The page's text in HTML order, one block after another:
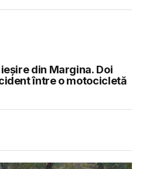
din Margina. Doi
între o motocicletă